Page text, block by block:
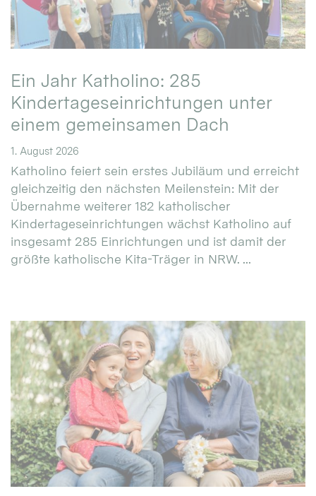
Ein Jahr Katholino: 285
Kindertageseinrichtungen unter
einem gemeinsamen Dach
1. August 2026
Katholino feiert sein erstes Jubiläum und erreicht
gleichzeitig den nächsten Meilenstein: Mit der
Übernahme weiterer 182 katholischer
Kindertageseinrichtungen wächst Katholino auf
insgesamt 285 Einrichtungen und ist damit der
größte katholische Kita-Träger in NRW. ...